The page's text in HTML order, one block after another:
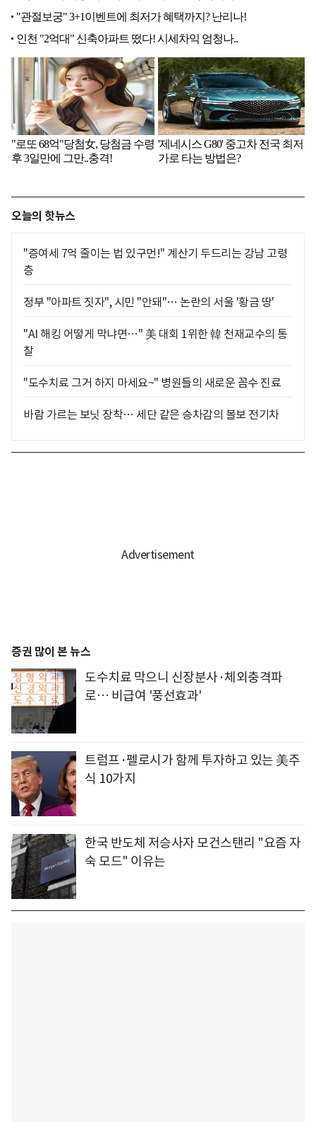
오늘의 핫뉴스
"증여세 7억 줄이는 법 있구먼!" 계산기 두드리는 강남 고령
층
정부 "아파트 짓자", 시민 "안돼"… 논란의 서울 '황금 땅'
"AI 해킹 어떻게 막냐면…" 美 대회 1위한 韓 천재교수의 통
찰
"도수치료 그거 하지 마세요~" 병원들의 새로운 꼼수 진료
바람 가르는 보닛 장착… 세단 같은 승차감의 볼보 전기차
증권 많이 본 뉴스
도수치료 막으니 신장분사·체외충격파
로… 비급여 '풍선효과'
트럼프·펠로시가 함께 투자하고 있는 美주
식 10가지
한국 반도체 저승사자 모건스탠리 "요즘 자
숙 모드" 이유는